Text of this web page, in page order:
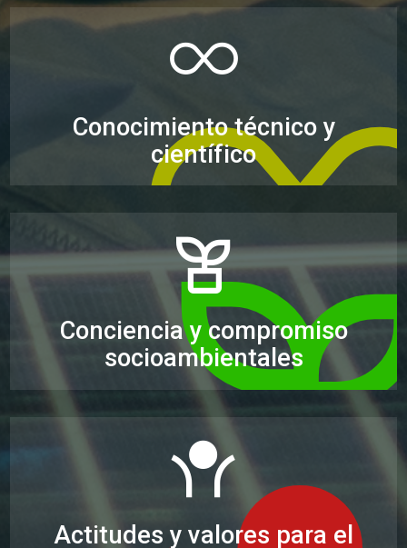
Conocimiento técnico y
científico
Conciencia y compromiso
socioambientales
Actitudes y valores para el